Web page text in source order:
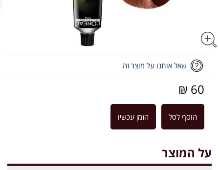
שאל אותנו על מוצר זה
60 ₪
הוסף לסל הזמן עכשיו
על המוצר